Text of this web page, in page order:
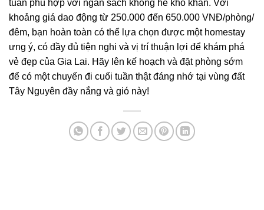
tuần phù hợp với ngân sách không hề khó khăn. Với
khoảng giá dao động từ 250.000 đến 650.000 VNĐ/phòng/
đêm, bạn hoàn toàn có thể lựa chọn được một homestay
ưng ý, có đầy đủ tiện nghi và vị trí thuận lợi để khám phá
vẻ đẹp của Gia Lai. Hãy lên kế hoạch và đặt phòng sớm
để có một chuyến đi cuối tuần thật đáng nhớ tại vùng đất
Tây Nguyên đầy nắng và gió này!